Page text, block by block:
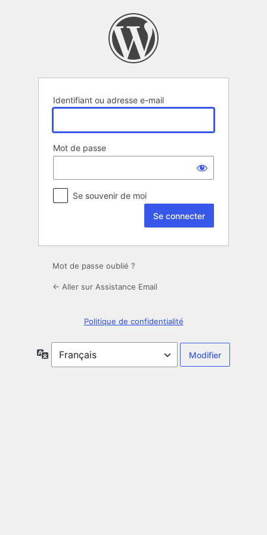
Identifiant ou adresse e-mail
Mot de passe
Se souvenir de moi
Mot de passe oublié ?
← Aller sur Assistance Email
Politique de confidentialité
Langue